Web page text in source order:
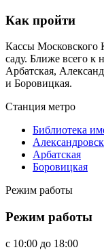
Как пройти
Кассы Московского
саду. Ближе всего к
Арбатская,
и Боровицкая.
Станция метро
Библиотека
Арбатская
Боровицкая
Режим работы
Режим работы
c 10:00 до 18:00